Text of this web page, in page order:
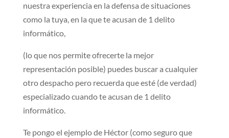
nuestra experiencia en la defensa de situaciones
como la tuya, en la que te acusan de 1 delito
informático,
(lo que nos permite ofrecerte la mejor
representación posible) puedes buscar a cualquier
otro despacho pero recuerda que esté (de verdad)
especializado cuando te acusan de 1 delito
informático.
Te pongo el ejemplo de Héctor (como seguro que